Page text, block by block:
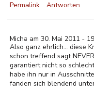
Permalink
Antworten
Micha am 30. Mai 2011 -
Also ganz ehrlich... diese
schon treffend sagt
garantiert nicht so
habe ihn nur in
fanden sich blendend